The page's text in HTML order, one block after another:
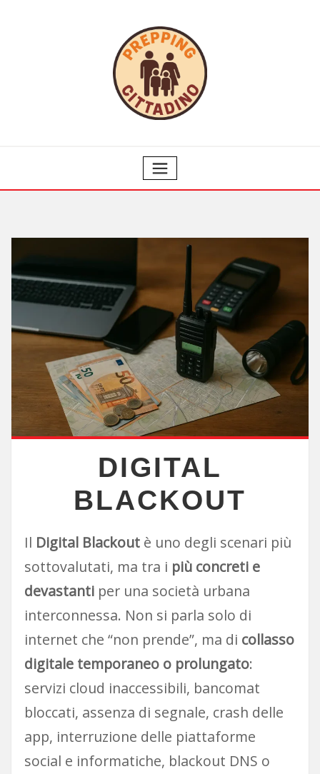
DIGITAL
BLACKOUT
Il Digital Blackoutè uno degli scenari più
sottovalutati, ma tra i più concreti e
devastantiper una società urbana
interconnessa. Non si parla solo di
internet che “non prende”, ma di collasso
digitale temporaneo o prolungato:
servizi cloud inaccessibili, bancomat
bloccati, assenza di segnale, crash delle
app, interruzione delle piattaforme
social e informatiche, blackout DNS o